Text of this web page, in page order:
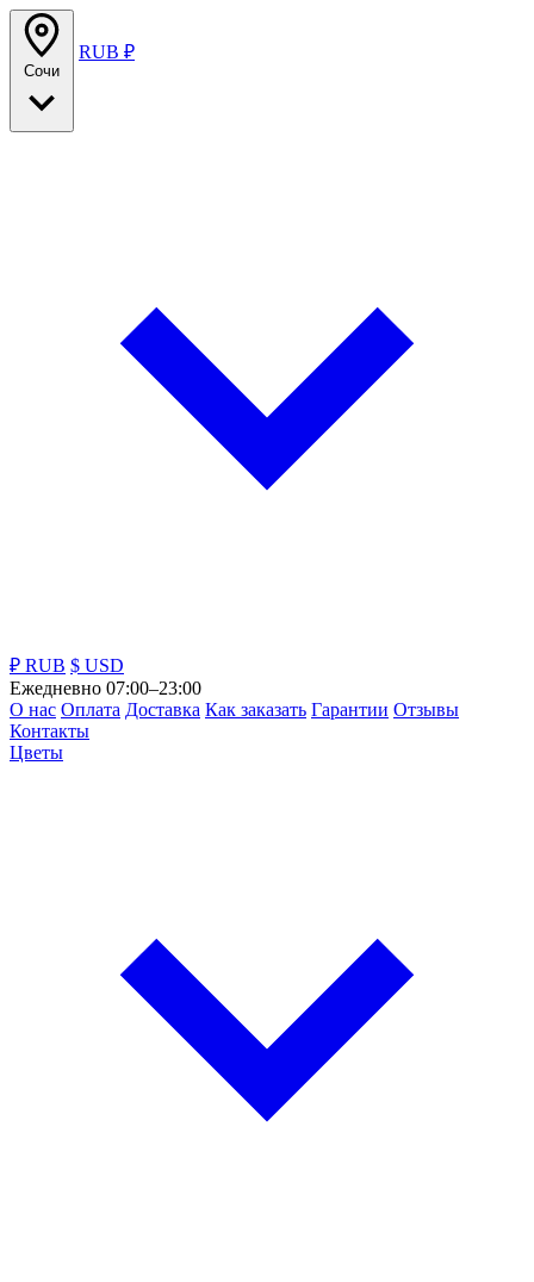
Сочи
RUB ₽
₽ RUB $ USD
Ежедневно 07:00–23:00
О нас Оплата Доставка Как заказать Гарантии Отзывы
Контакты
Цветы